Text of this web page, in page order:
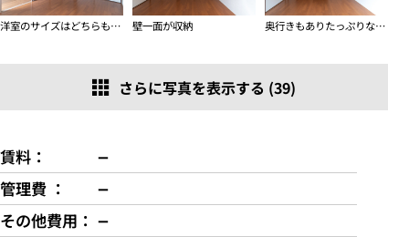
洋室のサイズはどちらも６畳半 壁一面が収納 奥行きもありたっぷりな収納力
さらに写真を表示する (39)
賃料 −
管理費 −
その他費用 −